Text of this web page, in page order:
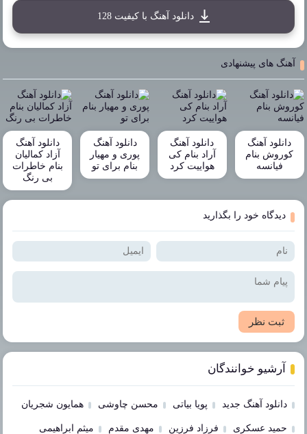
دانلود آهنگ با کیفیت 128
آهنگ های پیشنهادی
دانلود آهنگ
کوروش بنام
فیانسه
دانلود آهنگ
آراد بنام کی
هواییت کرد
دانلود آهنگ
پوری و مهیار
بنام برای تو
دانلود آهنگ
آزاد کمالیان
بنام خاطرات
بی رنگ
دیدگاه خود را بگذارید
ثبت نظر
آرشیو خوانندگان
دانلود آهنگ جدید پویا بیاتی محسن چاوشی همایون شجریان
حمید عسکری فرزاد فرزین مهدی مقدم میثم ابراهیمی